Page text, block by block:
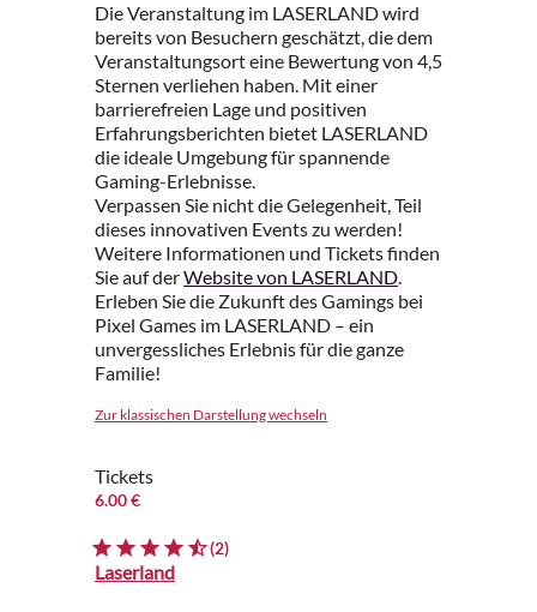
Die Veranstaltung im LASERLAND wird
bereits von Besuchern geschätzt, die dem
Veranstaltungsort eine Bewertung von 4,5
Sternen verliehen haben. Mit einer
barrierefreien Lage und positiven
Erfahrungsberichten bietet LASERLAND
die ideale Umgebung für spannende
Gaming-Erlebnisse.
Verpassen Sie nicht die Gelegenheit, Teil
dieses innovativen Events zu werden!
Weitere Informationen und Tickets finden
Sie auf derWebsite von LASERLAND.
Erleben Sie die Zukunft des Gamings bei
Pixel Games im LASERLAND – ein
unvergessliches Erlebnis für die ganze
Familie!
Zur klassischen Darstellung wechseln
Tickets
6.00 €
(2)
Laserland